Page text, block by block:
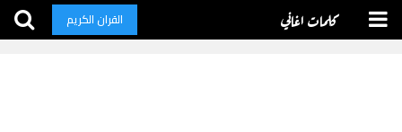
كلمات اغاني القران الكريم